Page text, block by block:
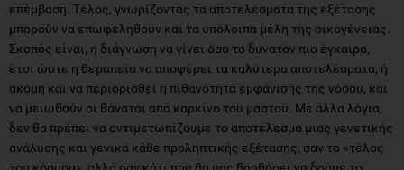
επέμβαση. Τέλος, γνωρίζοντας τα αποτελέσματα της εξέτασης
μπορούν να επωφεληθούν και τα υπόλοιπα μέλη της οικογένειας.
Σκοπός είναι, η διάγνωση να γίνει όσο το δυνατόν πιο έγκαιρα,
έτσι ώστε η θεραπεία να αποφέρει τα καλύτερα αποτελέσματα, ή
ακόμη και να περιορισθεί η πιθανότητα εμφάνισης της νόσου, και
να μειωθούν οι θάνατοι από καρκίνο του μαστού. Με άλλα λόγια,
δεν θα πρέπει να αντιμετωπίζουμε το αποτέλεσμα μιας γενετικής
ανάλυσης και γενικά κάθε προληπτικής εξέτασης, σαν το «τέλος
του κόσμου», αλλά σαν κάτι που θα μας βοηθήσει να δούμε το